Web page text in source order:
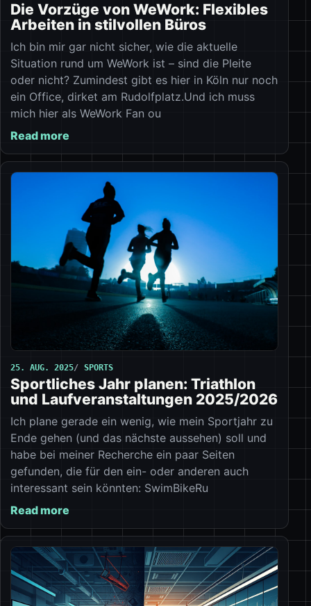
Die Vorzüge von WeWork: Flexibles
Arbeiten in stilvollen Büros
Ich bin mir gar nicht sicher, wie die aktuelle
Situation rund um WeWork ist – sind die Pleite
oder nicht? Zumindest gibt es hier in Köln nur noch
ein Office, dirket am Rudolfplatz.Und ich muss
mich hier als WeWork Fan ou
Read more
25. AUG. 2025 SPORTS
Sportliches Jahr planen: Triathlon
und Laufveranstaltungen 2025/2026
Ich plane gerade ein wenig, wie mein Sportjahr zu
Ende gehen (und das nächste aussehen) soll und
habe bei meiner Recherche ein paar Seiten
gefunden, die für den ein- oder anderen auch
interessant sein könnten: SwimBikeRu
Read more